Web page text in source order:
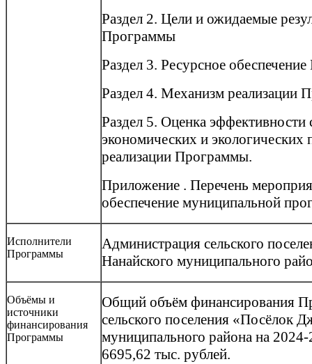
Раздел 2. Цели и ожидаемые
Программы
Раздел 3. Ресурсное
Раздел 4. Механизм реализации
Раздел 5. Оценка эффективности
экономических и экологических
реализации Программы.
Приложение . Перечень
обеспечение муниципальной
Исполнители
Программы
Администрация сельского
Нанайского муниципального
Объёмы и
источники
финансирования
Программы
Общий объём финансирования
сельского поселения «Посёлок
муниципального района на
6695,62 тыс. рублей.